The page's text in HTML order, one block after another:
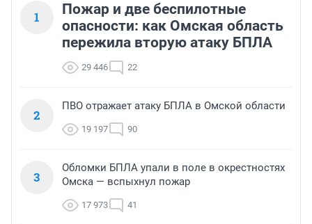
1
Пожар и две беспилотные
опасности: как Омская область
пережила вторую атаку БПЛА
29 446 22
2
ПВО отражает атаку БПЛА в Омской области
19 197 90
3
Обломки БПЛА упали в поле в окрестностях
Омска — вспыхнул пожар
17 973 41